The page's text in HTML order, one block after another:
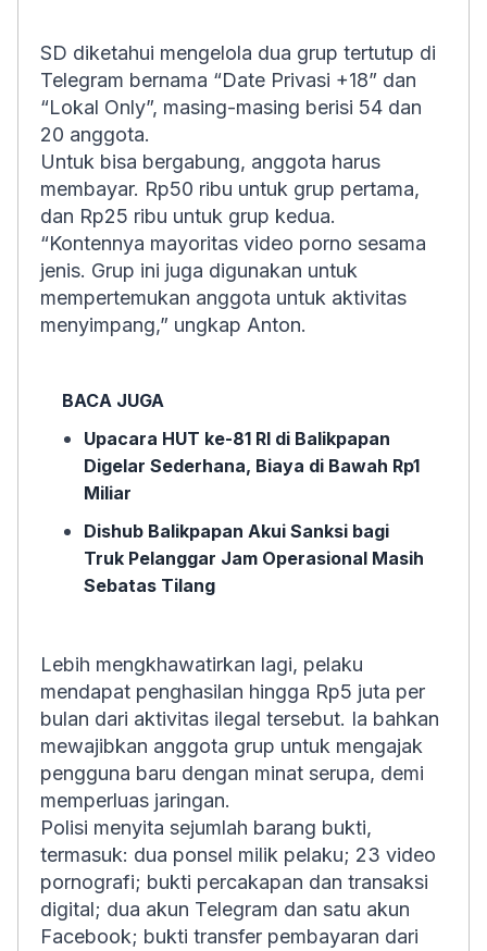
SD diketahui mengelola dua grup tertutup di
Telegram bernama “Date Privasi +18” dan
“Lokal Only”, masing-masing berisi 54 dan
20 anggota.
Untuk bisa bergabung, anggota harus
membayar. Rp50 ribu untuk grup pertama,
dan Rp25 ribu untuk grup kedua.
“Kontennya mayoritas video porno sesama
jenis. Grup ini juga digunakan untuk
mempertemukan anggota untuk aktivitas
menyimpang,” ungkap Anton.
BACA JUGA
Upacara HUT ke-81 RI di Balikpapan
Digelar Sederhana, Biaya di Bawah Rp1
Miliar
Dishub Balikpapan Akui Sanksi bagi
Truk Pelanggar Jam Operasional Masih
Sebatas Tilang
Lebih mengkhawatirkan lagi, pelaku
mendapat penghasilan hingga Rp5 juta per
bulan dari aktivitas ilegal tersebut. Ia bahkan
mewajibkan anggota grup untuk mengajak
pengguna baru dengan minat serupa, demi
memperluas jaringan.
Polisi menyita sejumlah barang bukti,
termasuk: dua ponsel milik pelaku; 23 video
pornografi; bukti percakapan dan transaksi
digital; dua akun Telegram dan satu akun
Facebook; bukti transfer pembayaran dari